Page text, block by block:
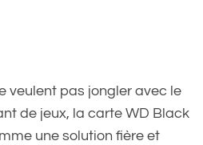
veulent pas jongler avec le
de jeux, la carte WD Black
une solution fière et